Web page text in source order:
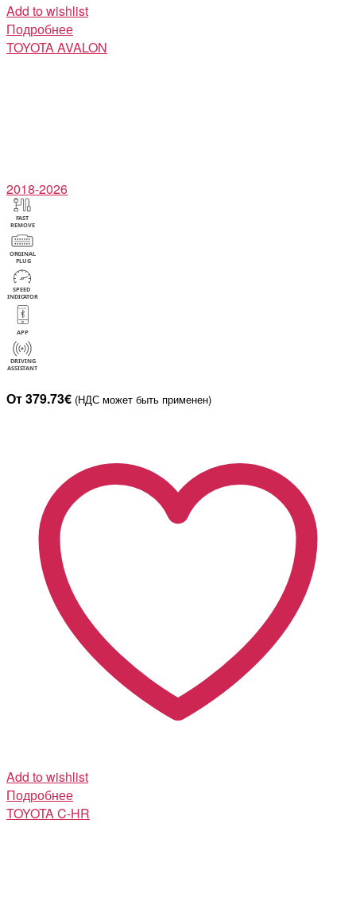
Add to wishlist
Подробнее
TOYOTA AVALON
2018-2026
От 379.73€ (НДС может быть применен)
Add to wishlist
Подробнее
TOYOTA C-HR